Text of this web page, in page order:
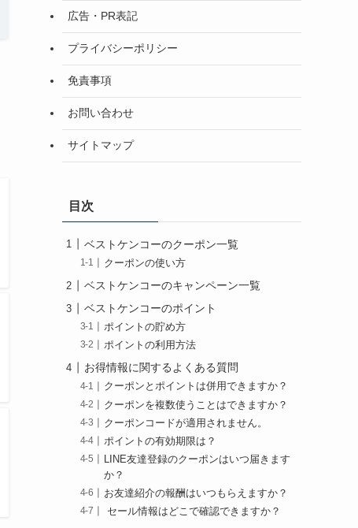
広告・PR表記
プライバシーポリシー
免責事項
お問い合わせ
サイトマップ
目次
ベストケンコーのクーポン一覧
クーポンの使い方
ベストケンコーのキャンペーン一覧
ベストケンコーのポイント
ポイントの貯め方
ポイントの利用方法
お得情報に関するよくある質問
クーポンとポイントは併用できますか？
クーポンを複数使うことはできますか？
クーポンコードが適用されません。
ポイントの有効期限は？
LINE友達登録のクーポンはいつ届きます
か？
お友達紹介の報酬はいつもらえますか？
セール情報はどこで確認できますか？